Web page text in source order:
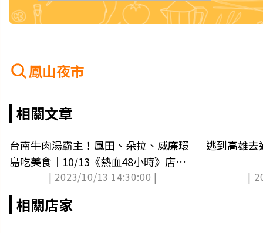
鳳山夜市
相關文章
台南牛肉湯霸主！風田、朵拉、威廉環
島吃美食｜10/13《熱血48小時》店家
| 2023/10/13 14:30:00 |
逃到高雄去
|
相關店家